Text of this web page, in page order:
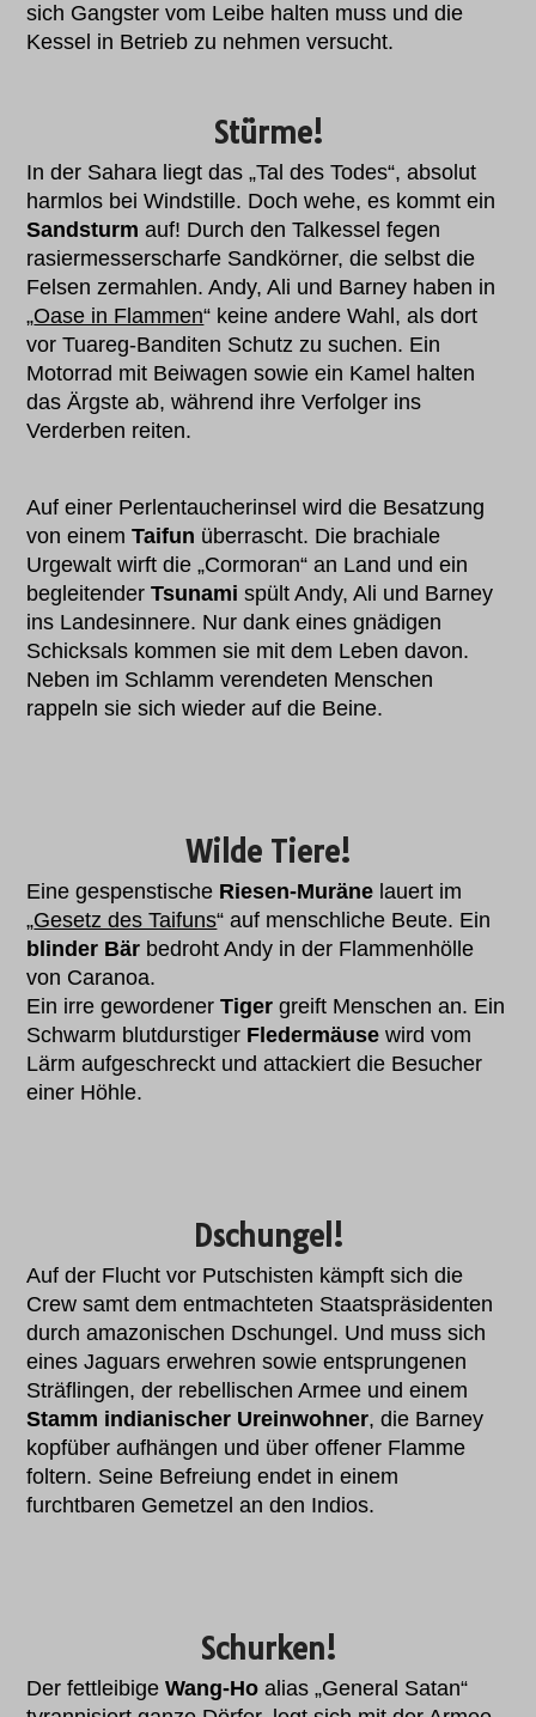
sich Gangster vom Leibe halten muss und die
Kessel in Betrieb zu nehmen versucht.
Stürme!
In der Sahara liegt das „Tal des Todes“, absolut
harmlos bei Windstille. Doch wehe, es kommt ein
Sandsturm auf! Durch den Talkessel fegen
rasiermesserscharfe Sandkörner, die selbst die
Felsen zermahlen. Andy, Ali und Barney haben in
„Oase in Flammen“ keine andere Wahl, als dort
vor Tuareg-Banditen Schutz zu suchen. Ein
Motorrad mit Beiwagen sowie ein Kamel halten
das Ärgste ab, während ihre Verfolger ins
Verderben reiten.
Auf einer Perlentaucherinsel wird die Besatzung
von einemTaifun überrascht. Die brachiale
Urgewalt wirft die „Cormoran“ an Land und ein
begleitenderTsunami spült Andy, Ali und Barney
ins Landesinnere. Nur dank eines gnädigen
Schicksals kommen sie mit dem Leben davon.
Neben im Schlamm verendeten Menschen
rappeln sie sich wieder auf die Beine.
Wilde Tiere!
Eine gespenstische Riesen-Muräne lauert im
„Gesetz des Taifuns“ auf menschliche Beute. Ein
blinder Bär bedroht Andy in der Flammenhölle
von Caranoa.
Ein irre gewordenerTiger greift Menschen an. Ein
Schwarm blutdurstiger Fledermäuse wird vom
Lärm aufgeschreckt und attackiert die Besucher
einer Höhle.
Dschungel!
Auf der Flucht vor Putschisten kämpft sich die
Crew samt dem entmachteten Staatspräsidenten
durch amazonischen Dschungel. Und muss sich
eines Jaguars erwehren sowie entsprungenen
Sträflingen, der rebellischen Armee und einem
Stamm indianischer Ureinwohner, die Barney
kopfüber aufhängen und über offener Flamme
foltern. Seine Befreiung endet in einem
furchtbaren Gemetzel an den Indios.
Schurken!
Der fettleibigeWang-Ho alias „General Satan“